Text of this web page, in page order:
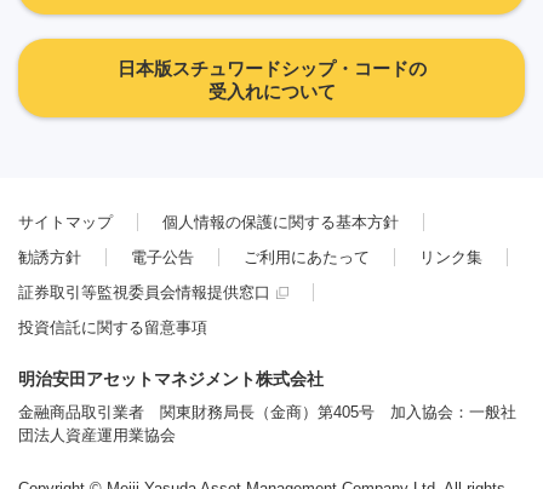
日本版スチュワードシップ・コードの
受入れについて
サイトマップ
個人情報の保護に関する基本方針
勧誘方針
電子公告 ご利用にあたって
リンク集
証券取引等監視委員会情報提供窓口
投資信託に関する留意事項
明治安田アセットマネジメント株式会社
金融商品取引業者 関東財務局長（金商）第405号 加入協会：一般社
団法人資産運用業協会